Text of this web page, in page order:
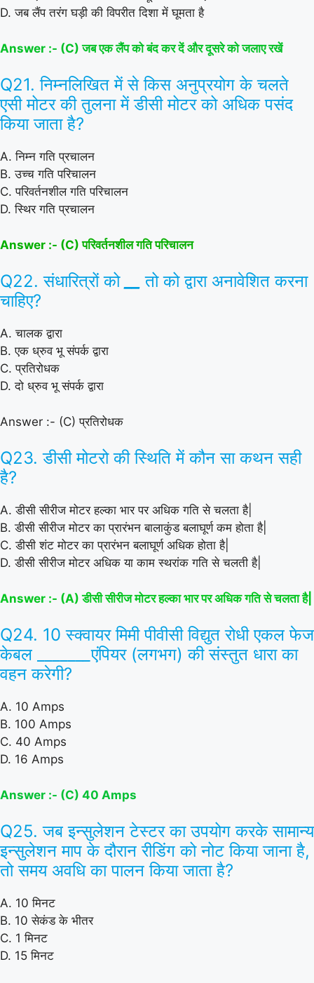
D. जब लैंप तरंग घड़ी की विपरीत दिशा में घूमता है
Answer :- (C) जब एक लैंप को बंद कर दें और दूसरे को जलाए रखें
Q21. निम्नलिखित में से किस अनुप्रयोग के चलते
एसी मोटर की तुलना में डीसी मोटर को अधिक पसंद
किया जाता है?
A. निम्न गति प्रचालन
B. उच्च गति परिचालन
C. परिवर्तनशील गति परिचालन
D. स्थिर गति प्रचालन
Answer :- (C) परिवर्तनशील गति परिचालन
Q22. संधारित्रों को
तो को द्वारा अनावेशित करना
चाहिए?
A. चालक द्वारा
B. एक ध्रुव भू संपर्क द्वारा
C. प्रतिरोधक
D. दो ध्रुव भू संपर्क द्वारा
Answer :- (C) प्रतिरोधक
Q23. डीसी मोटरो की स्थिति में कौन सा कथन सही
है?
A. डीसी सीरीज मोटर हल्का भार पर अधिक गति से चलता है|
B. डीसी सीरीज मोटर का प्रारंभन बालाकुंड बलाघूर्ण कम होता है|
C. डीसी शंट मोटर का प्रारंभन बलाघूर्ण अधिक होता है|
D. डीसी सीरीज मोटर अधिक या काम स्थरांक गति से चलती है|
Answer :- (A) डीसी सीरीज मोटर हल्का भार पर अधिक गति से चलता है|
Q24. 10 स्क्वायर मिमी पीवीसी विद्युत रोधी एकल फेज
केबल ______
_एंपियर (लगभग) की संस्तुत धारा का
वहन करेगी?
A. 10 Amps
B. 100 Amps
C. 40 Amps
D. 16 Amps
Answer :- (C) 40 Amps
Q25. जब इन्सुलेशन टेस्टर का उपयोग करके सामान्य
इन्सुलेशन माप के दौरान रीडिंग को नोट किया जाना है,
तो समय अवधि का पालन किया जाता है?
A. 10 मिनट
B. 10 सेकंड के भीतर
C. 1 मिनट
D. 15 मिनट